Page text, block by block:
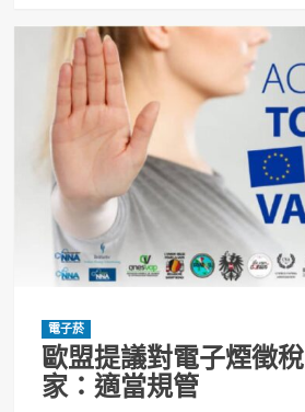
電子菸
歐盟提議對電子煙徵
家：適當規管